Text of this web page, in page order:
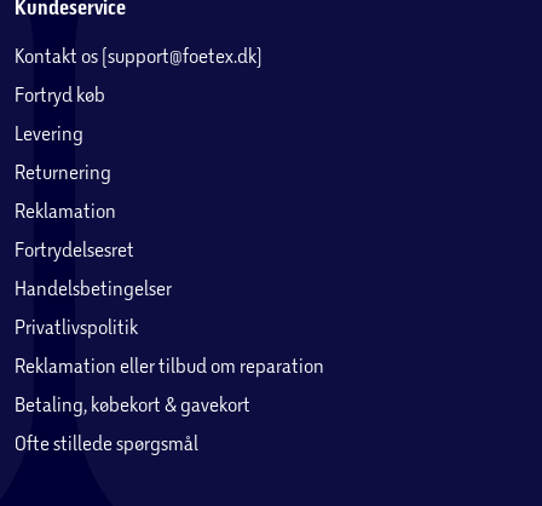
Vælg EvoArmour for god holdbarhed, overlegen
beskyttelse mod stød. Omfavn friheden til at bruge din
niveau af beskyttelse og designinnovation med
EvoArmour.
Kundeservice
Kontakt os (support@foetex.dk)
Fortryd køb
Levering
Returnering
Reklamation
Fortrydelsesret
Handelsbetingelser
Privatlivspolitik
Reklamation eller tilbud om reparation
Betaling, købekort & gavekort
Ofte stillede spørgsmål